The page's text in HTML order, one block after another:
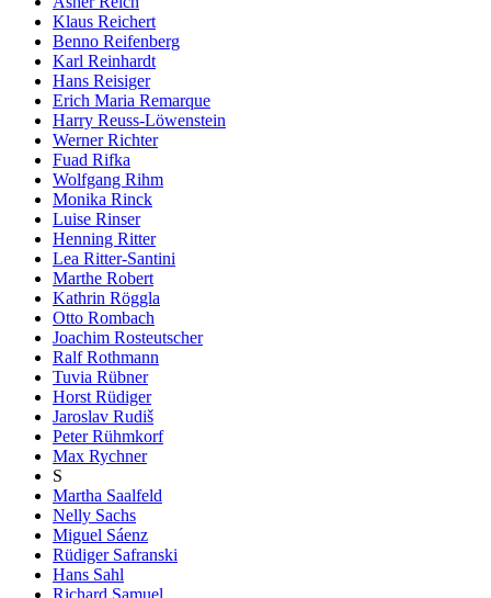
Klaus Reichert
Benno Reifenberg
Karl Reinhardt
Hans Reisiger
Erich Maria Remarque
Harry Reuss-Löwenstein
Werner Richter
Fuad Rifka
Wolfgang Rihm
Monika Rinck
Luise Rinser
Henning Ritter
Lea Ritter-Santini
Marthe Robert
Kathrin Röggla
Otto Rombach
Joachim Rosteutscher
Ralf Rothmann
Tuvia Rübner
Horst Rüdiger
Jaroslav Rudiš
Peter Rühmkorf
Max Rychner
S
Martha Saalfeld
Nelly Sachs
Miguel Sáenz
Rüdiger Safranski
Hans Sahl
Richard Samuel